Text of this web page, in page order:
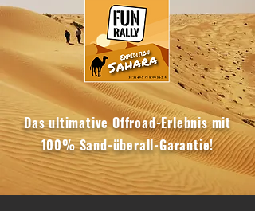
Das ultimative Offroad-Erlebnis mit
100% Sand-überall-Garantie!